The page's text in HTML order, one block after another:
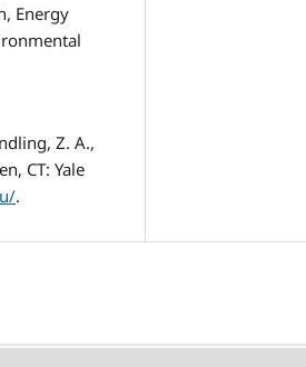
Energy
Z. A.,
CT: Yale
.